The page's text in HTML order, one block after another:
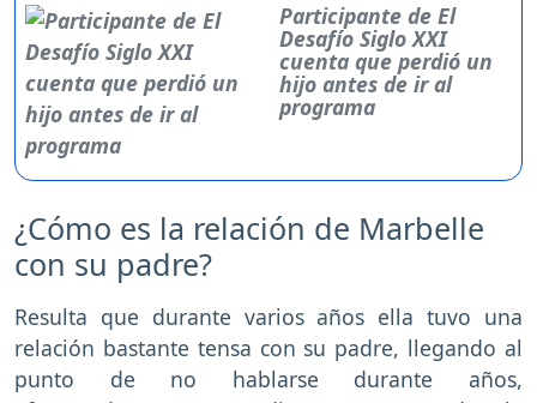
Participante de El
Desafío Siglo XXI
cuenta que perdió un
hijo antes de ir al
programa
¿Cómo es la relación de Marbelle
con su padre?
Resulta que durante varios años ella tuvo una
relación bastante tensa con su padre, llegando al
punto de no hablarse durante años,